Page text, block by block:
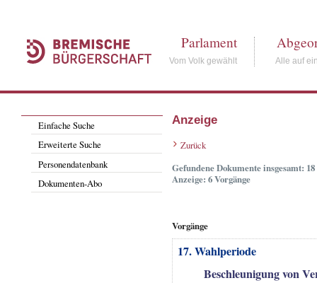
Parlament
Vom Volk gewählt Alle auf
Einfache Suche
Erweiterte Suche
Personendatenbank
Dokumenten-Abo
Anzeige
Zurück
Gefundene Dokumente insgesamt: 18
Anzeige: 6 Vorgänge
Vorgänge
17. Wahlperiode
Beschleunigung von